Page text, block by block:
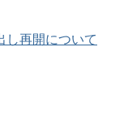
再開について